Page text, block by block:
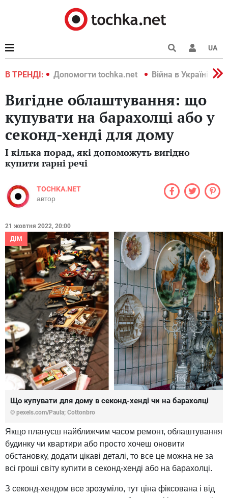
UA
В ТРЕНДІ:
2022 Допомогти tochka.net Війна в Україні 2022
Вигідне облаштування: що
купувати на барахолці або у
секонд-хенді для дому
І кілька порад, які допоможуть вигідно
купити гарні речі
TOCHKA.NET
автор
21 жовтня 2022, 20:00
ДІМ
Що купувати для дому в секонд-хенді чи на барахолці
© pexels.com/Paula; Cottonbro
Якщо плануєш найближчим часом ремонт, облаштування
будинку чи квартири або просто хочеш оновити
обстановку, додати цікаві деталі, то все це можна не за
всі гроші світу купити в секонд-хенді або на барахолці.
З секонд-хендом все зрозуміло, тут ціна фіксована і від